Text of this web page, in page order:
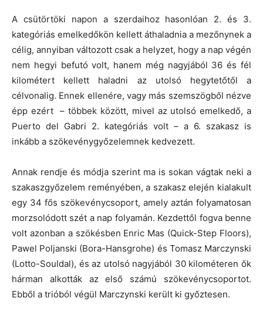
A csütörtöki napon a szerdaihoz hasonlóan 2. és 3.
kategóriás emelkedőkön kellett áthaladnia a mezőnynek a
célig, annyiban változott csak a helyzet, hogy a nap végén
nem hegyi befutó volt, hanem még nagyjából 36 és fél
kilométert kellett haladni az utolsó hegytetőtől a
célvonalig. Ennek ellenére, vagy más szemszögből nézve
épp ezért – többek között, mivel az utolsó emelkedő, a
Puerto del Gabri 2. kategóriás volt – a 6. szakasz is
inkább a szökevénygyőzelemnek kedvezett.
Annak rendje és módja szerint ma is sokan vágtak neki a
szakaszgyőzelem reményében, a szakasz elején kialakult
egy 34 fős szökevénycsoport, amely aztán folyamatosan
morzsolódott szét a nap folyamán. Kezdettől fogva benne
volt azonban a szökésben Enric Mas (Quick-Step Floors),
Pawel Poljanski (Bora-Hansgrohe) és Tomasz Marczynski
(Lotto-Souldal), és az utolsó nagyjából 30 kilométeren ők
hárman alkották az első számú szökevénycsoportot.
Ebből a trióból végül Marczynski került ki győztesen.